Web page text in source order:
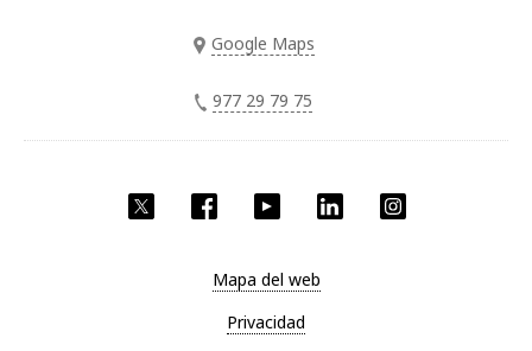
Twitter Facebook YouTube LinkedIn
Google Maps
977 29 79 75
Mapa del web
Privacidad